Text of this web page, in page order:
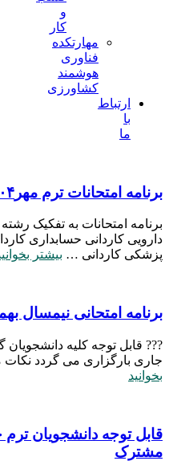
و
کار
مهارتکده
فناوری
هوشمند
کشاورزی
ارتباط
با
ما
برنامه امتحانات ترم مهر۱۴۰۴
برنامه امتحانات به تفکیک
دارویی کاردانی حسابداری
پزشکی کاردانی … بیشتر
برنامه امتحانی نیمسال بهمن ۱۴۰۰-
??? قابل توجه کلیه دانشجویان
جاری بارگزاری می گردد نکات مهم : ۱- به
بخوانید
قابل توجه دانشجویان
مشترک